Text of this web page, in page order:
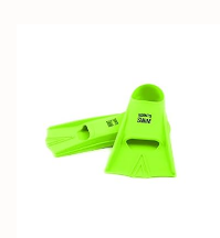
auf.
Die
Optionen
können